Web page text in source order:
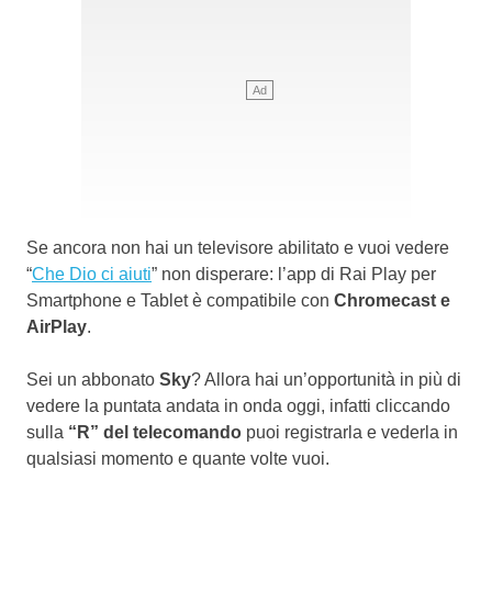
Se ancora non hai un televisore abilitato e vuoi vedere
“Che Dio ci aiuti” non disperare: l’app di Rai Play per
Smartphone e Tablet è compatibile con Chromecast e
AirPlay.
Sei un abbonato Sky? Allora hai un’opportunità in più di
vedere la puntata andata in onda oggi, infatti cliccando
sulla “R” del telecomando puoi registrarla e vederla in
qualsiasi momento e quante volte vuoi.